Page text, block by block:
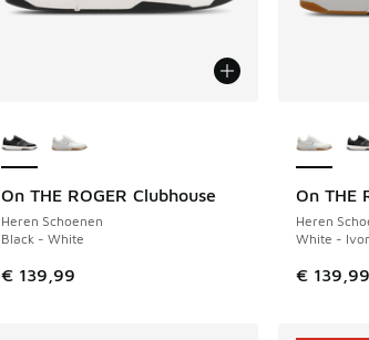
On THE ROGER Clubhouse
Heren Schoenen
Black - White
€ 139,99
On THE
Heren
White -
€ 139,99